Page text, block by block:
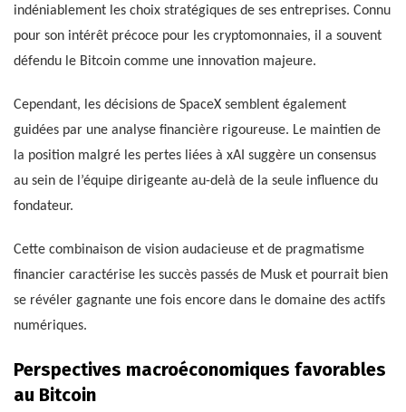
indéniablement les choix stratégiques de ses entreprises. Connu
pour son intérêt précoce pour les cryptomonnaies, il a souvent
défendu le Bitcoin comme une innovation majeure.
Cependant, les décisions de SpaceX semblent également
guidées par une analyse financière rigoureuse. Le maintien de
la position malgré les pertes liées à xAI suggère un consensus
au sein de l’équipe dirigeante au-delà de la seule influence du
fondateur.
Cette combinaison de vision audacieuse et de pragmatisme
financier caractérise les succès passés de Musk et pourrait bien
se révéler gagnante une fois encore dans le domaine des actifs
numériques.
Perspectives macroéconomiques favorables
au Bitcoin